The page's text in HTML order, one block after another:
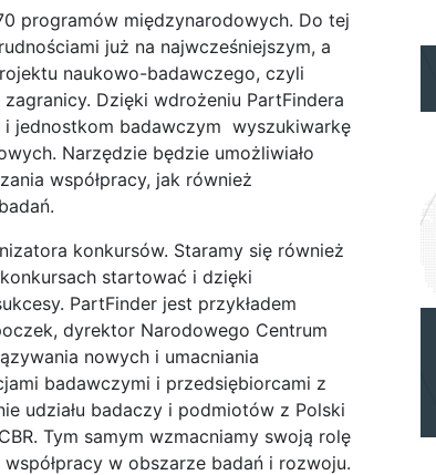
programów międzynarodowych. Do tej
już na najwcześniejszym, a
naukowo-badawczego, czyli
Dzięki wdrożeniu PartFindera
jednostkom badawczym wyszukiwarkę
Narzędzie będzie umożliwiało
współpracy, jak również
konkursów. Staramy się również
startować i dzięki
PartFinder jest przykładem
dyrektor Narodowego Centrum
nowych i umacniania
badawczymi i przedsiębiorcami z
udziału badaczy i podmiotów z Polski
Tym samym wzmacniamy swoją rolę
w obszarze badań i rozwoju.